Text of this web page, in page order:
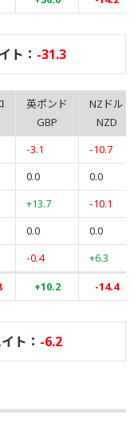
ト： -31.3
英ポンド
GBP
NZドル
NZD
-3.1
-10.7
0.0
0.0
+13.7
-10.1
0.0
0.0
-0.4
+6.3
+10.2 -14.4
ト： -6.2